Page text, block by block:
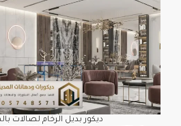
ديكور بديل الرخام لصالات